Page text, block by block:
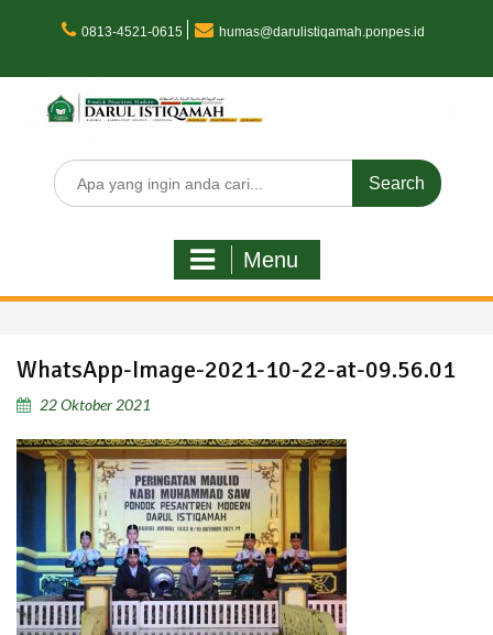
0813-4521-0615 humas@darulistiqamah.ponpes.id
Search
for:
Menu
WhatsApp-Image-2021-10-22-at-09.56.01
22 Oktober 2021